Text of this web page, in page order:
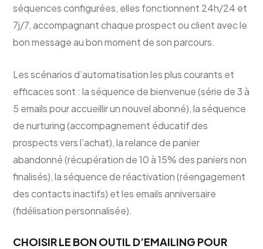
séquences configurées, elles fonctionnent 24h/24 et
7j/7, accompagnant chaque prospect ou client avec le
bon message au bon moment de son parcours.
Les scénarios d’automatisation les plus courants et
efficaces sont : la séquence de bienvenue (série de 3 à
5 emails pour accueillir un nouvel abonné), la séquence
de nurturing (accompagnement éducatif des
prospects vers l’achat), la relance de panier
abandonné (récupération de 10 à 15% des paniers non
finalisés), la séquence de réactivation (réengagement
des contacts inactifs) et les emails anniversaire
(fidélisation personnalisée).
CHOISIR LE BON OUTIL D’EMAILING POUR